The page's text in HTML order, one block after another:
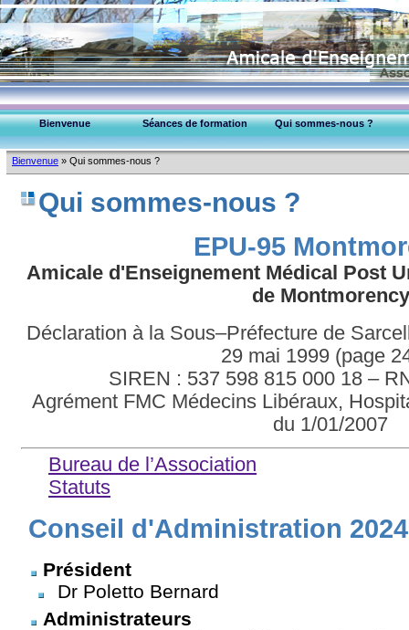
Bienvenue » Qui sommes-nous ?
Qui sommes-nous ?
EPU-95
Amicale d'Enseignement Médical Post
de Montmorency
Déclaration à la Sous–Préfecture de
29 mai 1999 (page
SIREN : 537 598 815 000 18 –
Agrément FMC Médecins Libéraux,
du 1/01/2007
Bureau de l’Association
Statuts
Conseil d'Administration
Président
Dr Poletto Bernard
Administrateurs
Bienvenue Séances de formation
Qui sommes-nous ?
EPU-95 Montmorency